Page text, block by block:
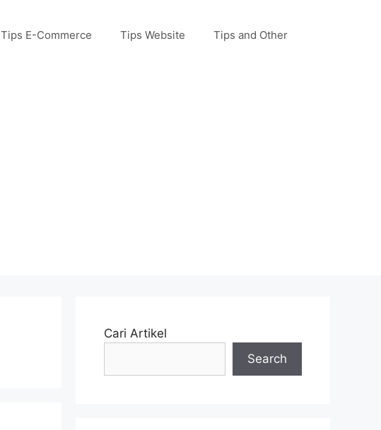
Tips E-Commerce Tips Website Tips and Other
Cari Artikel
Search